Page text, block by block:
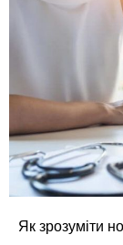
Як зрозуміти